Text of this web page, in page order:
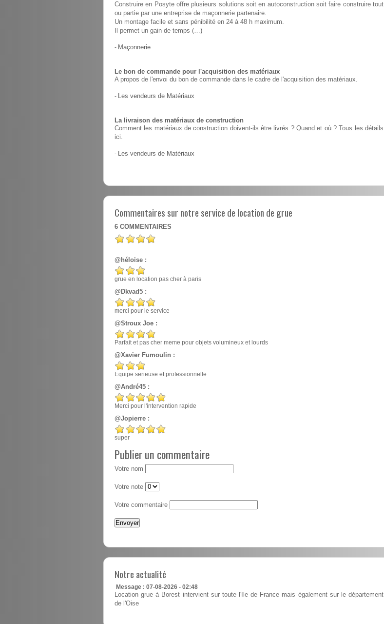
Construire en Posyte offre plusieurs solutions soit en autoconstruction soit faire construire tout
ou partie par une entreprise de maçonnerie partenaire.
Un montage facile et sans pénibilité en 24 à 48 h maximum.
Il permet un gain de temps (…)
- Maçonnerie
Le bon de commande pour l'acquisition des matériaux
A propos de l'envoi du bon de commande dans le cadre de l'acquisition des matériaux.
- Les vendeurs de Matériaux
La livraison des matériaux de construction
Comment les matériaux de construction doivent-ils être livrés ? Quand et où ? Tous les détails
ici.
- Les vendeurs de Matériaux
Commentaires sur notre service de location de grue
6 COMMENTAIRES
@héloise :
grue en location pas cher à paris
@Dkvad5 :
merci pour le service
@Stroux Joe :
Parfait et pas cher meme pour objets volumineux et lourds
@Xavier Fumoulin :
Equipe serieuse et professionnelle
@André45 :
Merci pour l'intervention rapide
@Jopierre :
super
Publier un commentaire
Votre nom
Votre note
Votre commentaire
Notre actualité
Message : 07-08-2026 - 02:48
Location grue à Borest intervient sur toute l'Ile de France mais également sur le département
de l'Oise